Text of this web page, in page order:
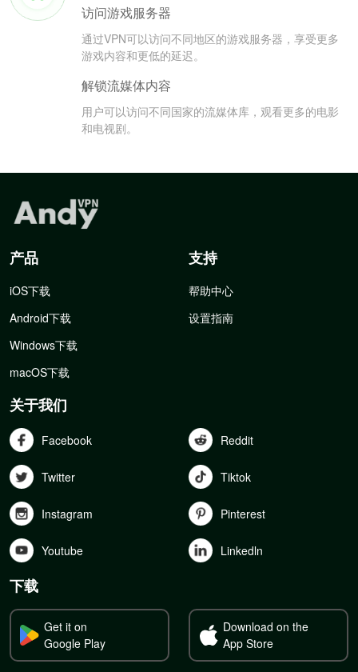
访问游戏服务器
通过VPN可以访问不同地区的游戏服务器，享受更多
游戏内容和更低的延迟。
解锁流媒体内容
用户可以访问不同国家的流媒体库，观看更多的电影
和电视剧。
产品
iOS下载
Android下载
Windows下载
macOS下载
支持
帮助中心
设置指南
关于我们
Facebook Reddit
Twitter Tiktok
Instagram Pinterest
Youtube Linkedln
下载
Get it on
Google Play
Download on the
App Store